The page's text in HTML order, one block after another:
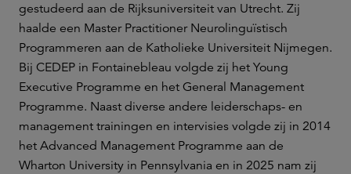
gestudeerd aan de Rijksuniversiteit van Utrecht. Zij
haalde een Master Practitioner Neurolinguïstisch
Programmeren aan de Katholieke Universiteit Nijmegen.
Bij CEDEP in Fontainebleau volgde zij het Young
Executive Programme en het General Management
Programme. Naast diverse andere leiderschaps- en
management trainingen en intervisies volgde zij in 2014
het Advanced Management Programme aan de
Wharton University in Pennsylvania en in 2025 nam zij